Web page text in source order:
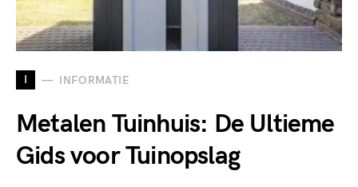
I INFORMATIE
Metalen Tuinhuis: De Ultieme
Gids voor Tuinopslag